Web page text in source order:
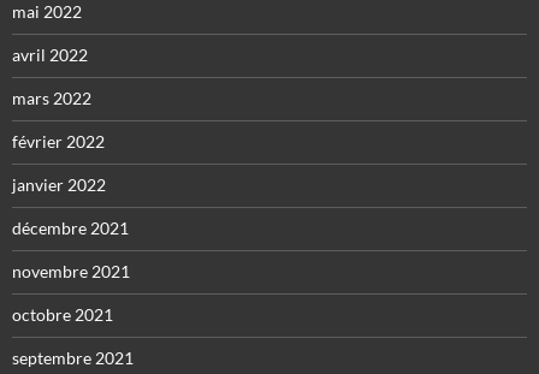
mai 2022
avril 2022
mars 2022
février 2022
janvier 2022
décembre 2021
novembre 2021
octobre 2021
septembre 2021